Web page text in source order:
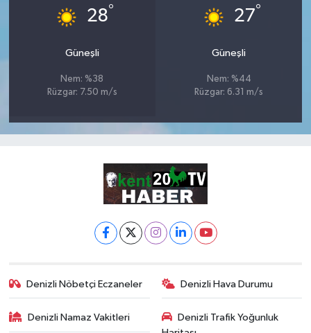
28°
Güneşli
Nem: %38
Rüzgar: 7.50 m/s
27°
Güneşli
Nem: %44
Rüzgar: 6.31 m/s
Denizli Nöbetçi Eczaneler Denizli Hava Durumu
Denizli Namaz Vakitleri
Denizli Trafik Yoğunluk